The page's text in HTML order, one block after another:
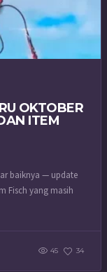
OKTOBER
ITEM
baiknya — update
Fisch yang masih
45 34